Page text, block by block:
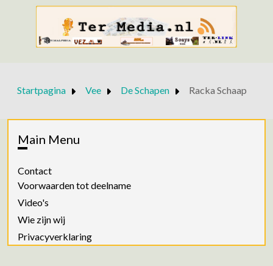
Startpagina Vee De Schapen Racka Schaap
Main Menu
Contact
Voorwaarden tot deelname
Video's
Wie zijn wij
Privacyverklaring